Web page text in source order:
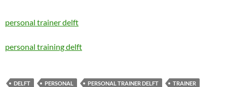
personal trainer delft
personal training delft
DELFT PERSONAL PERSONAL TRAINER DELFT TRAINER